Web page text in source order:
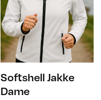
Softshell Jakke
Dame